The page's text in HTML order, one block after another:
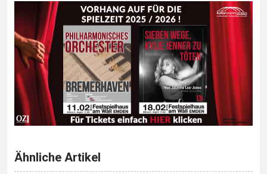
Ähnliche Artikel